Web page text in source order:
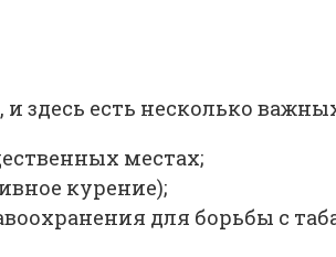
здесь есть несколько
местах;
курение);
для борьбы с